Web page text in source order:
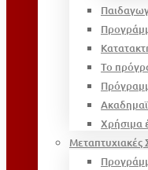
Το
Χρήσιμα
Μεταπτυχιακές